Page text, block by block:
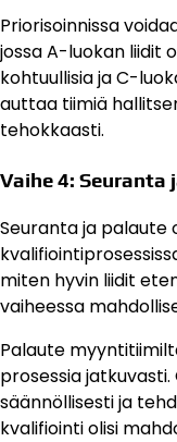
Priorisoinnissa
jossa A-luokan liidit
kohtuullisia ja C-
auttaa tiimiä
tehokkaasti.
Vaihe 4: Seuranta
Seuranta ja palaute
miten hyvin liidit
vaiheessa
Palaute
prosessia
säännöllisesti ja
kvalifiointi olisi